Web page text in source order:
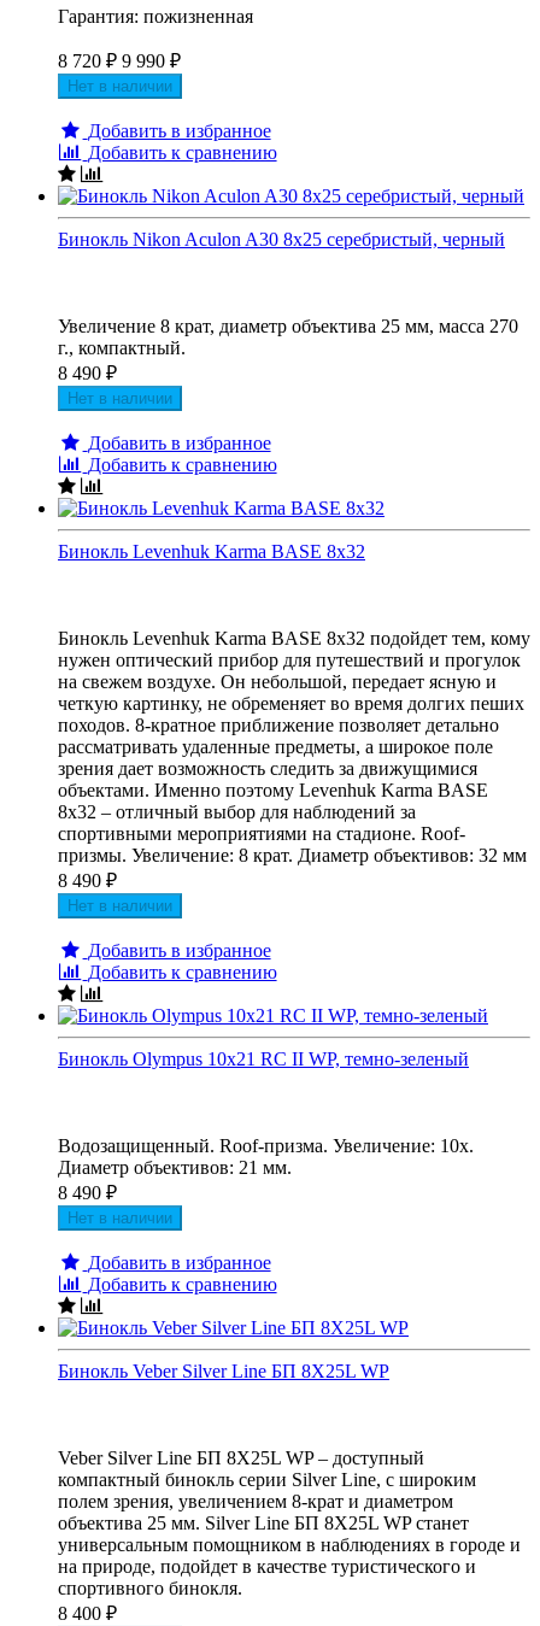
Гарантия: пожизненная
8 720 ₽ 9 990 ₽
Нет в наличии
Добавить в избранное
Добавить к сравнению
Бинокль Nikon Aculon A30 8x25 серебристый, черный
Увеличение 8 крат, диаметр объектива 25 мм, масса 270
г., компактный.
8 490 ₽
Нет в наличии
Добавить в избранное
Добавить к сравнению
Бинокль Levenhuk Karma BASE 8x32
Бинокль Levenhuk Karma BASE 8x32 подойдет тем, кому
нужен оптический прибор для путешествий и прогулок
на свежем воздухе. Он небольшой, передает ясную и
четкую картинку, не обременяет во время долгих пеших
походов. 8-кратное приближение позволяет детально
рассматривать удаленные предметы, а широкое поле
зрения дает возможность следить за движущимися
объектами. Именно поэтому Levenhuk Karma BASE
8x32 – отличный выбор для наблюдений за
спортивными мероприятиями на стадионе. Roof-
призмы. Увеличение: 8 крат. Диаметр объективов: 32 мм
8 490 ₽
Нет в наличии
Добавить в избранное
Добавить к сравнению
Бинокль Olympus 10x21 RC II WP, темно-зеленый
Водозащищенный. Roof-призма. Увеличение: 10х.
Диаметр объективов: 21 мм.
8 490 ₽
Нет в наличии
Добавить в избранное
Добавить к сравнению
Бинокль Veber Silver Line БП 8X25L WP
Veber Silver Line БП 8X25L WP – доступный
компактный бинокль серии Silver Line, с широким
полем зрения, увеличением 8-крат и диаметром
объектива 25 мм. Silver Line БП 8X25L WP станет
универсальным помощником в наблюдениях в городе и
на природе, подойдет в качестве туристического и
спортивного бинокля.
8 400 ₽